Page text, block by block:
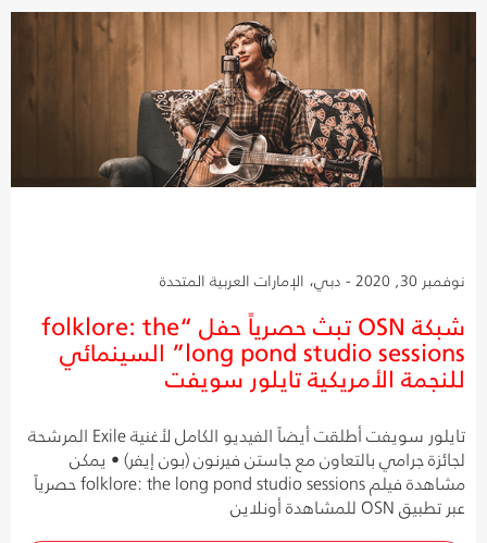
نوفمبر 30, 2020 - دبي، الإمارات العربية المتحدة
شبكة OSN تبث حصرياً حفل “folklore: the
long pond studio sessions” السينمائي
للنجمة الأمريكية تايلور سويفت
تايلور سويفت أطلقت أيضاً الفيديو الكامل لأغنية Exile المرشحة
لجائزة جرامي بالتعاون مع جاستن فيرنون (بون إيفر) • يمكن
مشاهدة فيلم folklore: the long pond studio sessions حصرياً
عبر تطبيق OSN للمشاهدة أونلاين